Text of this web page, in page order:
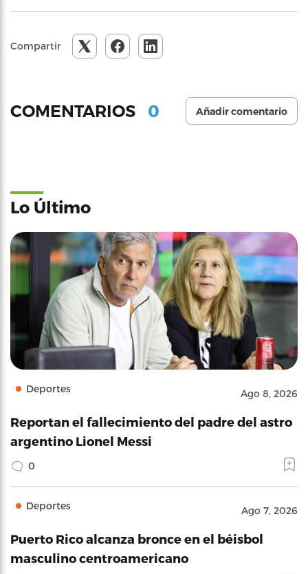
Compartir
COMENTARIOS 0 Añadir comentario
Lo Último
Deportes Ago 8, 2026
Reportan el fallecimiento del padre del astro
argentino Lionel Messi
0
Deportes Ago 7, 2026
Puerto Rico alcanza bronce en el béisbol
masculino centroamericano